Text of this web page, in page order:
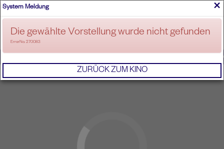
ANMELDEN
×
System Meldung
Die gewählte Vorstellung wurde nicht gefunden
ErrorNo. 270083
ZURÜCK ZUM KINO